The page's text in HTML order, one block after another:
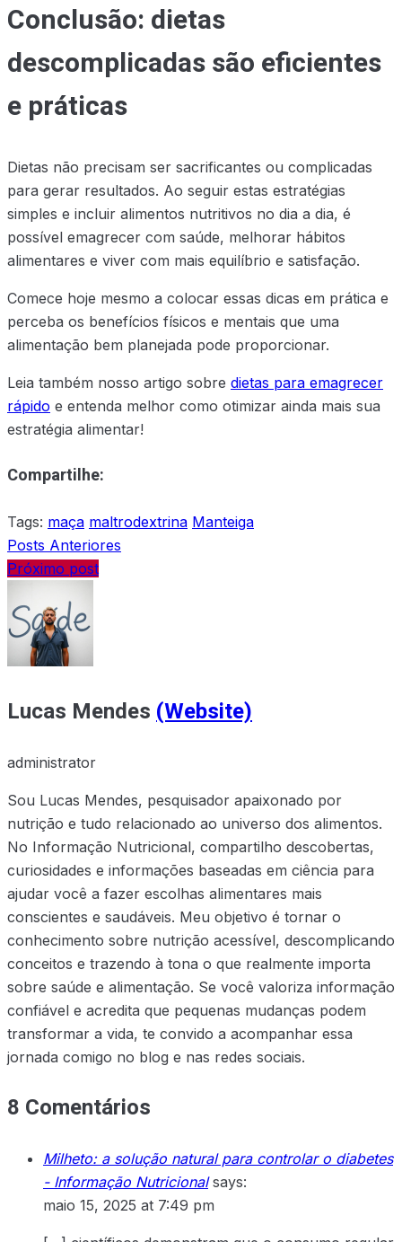
Conclusão: dietas
descomplicadas são eficientes
e práticas
Dietas não precisam ser sacrificantes ou complicadas
para gerar resultados. Ao seguir estas estratégias
simples e incluir alimentos nutritivos no dia a dia, é
possível emagrecer com saúde, melhorar hábitos
alimentares e viver com mais equilíbrio e satisfação.
Comece hoje mesmo a colocar essas dicas em prática e
perceba os benefícios físicos e mentais que uma
alimentação bem planejada pode proporcionar.
Leia também nosso artigo sobre dietas para emagrecer
rápido e entenda melhor como otimizar ainda mais sua
estratégia alimentar!
Compartilhe:
Tags: maça maltrodextrina Manteiga
Posts Anteriores
Próximo post
Lucas Mendes (Website)
administrator
Sou Lucas Mendes, pesquisador apaixonado por
nutrição e tudo relacionado ao universo dos alimentos.
No Informação Nutricional, compartilho descobertas,
curiosidades e informações baseadas em ciência para
ajudar você a fazer escolhas alimentares mais
conscientes e saudáveis. Meu objetivo é tornar o
conhecimento sobre nutrição acessível, descomplicando
conceitos e trazendo à tona o que realmente importa
sobre saúde e alimentação. Se você valoriza informação
confiável e acredita que pequenas mudanças podem
transformar a vida, te convido a acompanhar essa
jornada comigo no blog e nas redes sociais.
8 Comentários
Milheto: a solução natural para controlar o diabetes
- Informação Nutricional says:
maio 15, 2025 at 7:49 pm